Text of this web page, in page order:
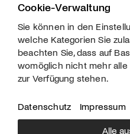
Cookie-Verwaltung
Sie können in den
welche Kategorien Sie
beachten Sie, dass auf
womöglich nicht mehr
zur Verfügung stehen.
Datenschutz Impressum
Alle